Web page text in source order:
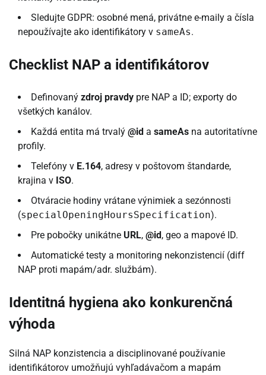
Sledujte GDPR: osobné mená, privátne e-maily a čísla
nepoužívajte ako identifikátory v sameAs.
Checklist NAP a identifikátorov
Definovaný zdroj pravdy pre NAP a ID; exporty do
všetkých kanálov.
Každá entita má trvalý @id a sameAs na autoritatívne
profily.
Telefóny v E.164, adresy v poštovom štandarde,
krajina v ISO.
Otváracie hodiny vrátane výnimiek a sezónnosti
(specialOpeningHoursSpecification).
Pre pobočky unikátne URL, @id, geo a mapové ID.
Automatické testy a monitoring nekonzistencií (diff
NAP proti mapám/adr. službám).
Identitná hygiena ako konkurenčná
výhoda
Silná NAP konzistencia a disciplinované používanie
identifikátorov umožňujú vyhľadávačom a mapám